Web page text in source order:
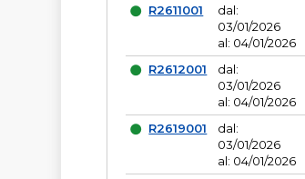
R2611001
dal:
03/01/2026
al: 04/01/2026
R2612001
dal:
03/01/2026
al: 04/01/2026
R2619001
dal:
03/01/2026
al: 04/01/2026